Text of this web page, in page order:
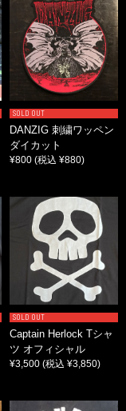
SOLD OUT
DANZIG 刺繍ワッペン
ダイカット
¥800 (税込 ¥880)
SOLD OUT
Captain Herlock Tシャ
ツ オフィシャル
¥3,500 (税込 ¥3,850)